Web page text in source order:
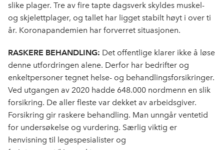
slike plager. Tre av fire tapte dagsverk skyldes muskel-
og skjelettplager, og tallet har ligget stabilt høyt i over ti
år. Koronapandemien har forverret situasjonen.
RASKERE BEHANDLING: Det offentlige klarer ikke å løse
denne utfordringen alene. Derfor har bedrifter og
enkeltpersoner tegnet helse- og behandlingsforsikringer.
Ved utgangen av 2020 hadde 648.000 nordmenn en slik
forsikring. De aller fleste var dekket av arbeidsgiver.
Forsikring gir raskere behandling. Man unngår ventetid
for undersøkelse og vurdering. Særlig viktig er
henvisning til legespesialister og